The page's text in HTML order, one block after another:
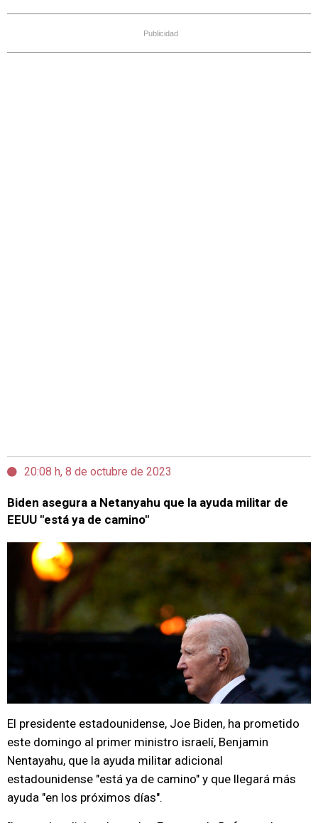
Publicidad
20:08 h, 8 de octubre de 2023
Biden asegura a Netanyahu que la ayuda militar de
EEUU "está ya de camino"
El presidente estadounidense, Joe Biden, ha prometido
este domingo al primer ministro israelí, Benjamin
Nentayahu, que la ayuda militar adicional
estadounidense "está ya de camino" y que llegará más
ayuda "en los próximos días".